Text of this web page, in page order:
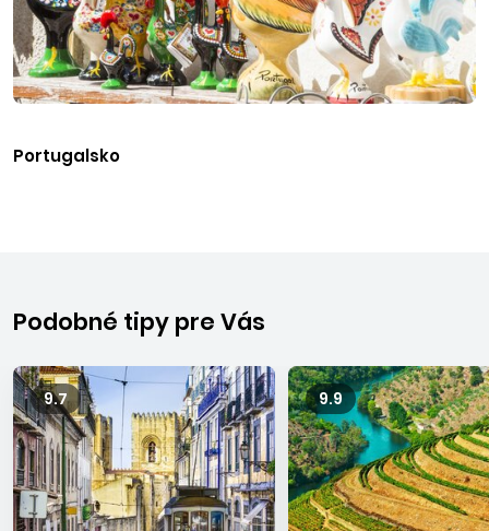
Portugalsko
Podobné tipy pre Vás
9.7 9.9